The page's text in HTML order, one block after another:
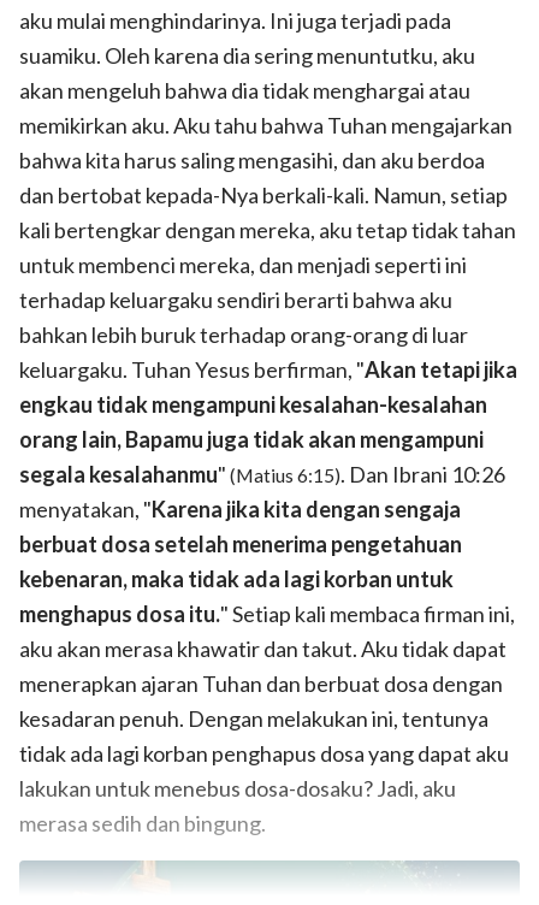
aku mulai menghindarinya. Ini juga terjadi pada
suamiku. Oleh karena dia sering menuntutku, aku
akan mengeluh bahwa dia tidak menghargai atau
memikirkan aku. Aku tahu bahwa Tuhan mengajarkan
bahwa kita harus saling mengasihi, dan aku berdoa
dan bertobat kepada-Nya berkali-kali. Namun, setiap
kali bertengkar dengan mereka, aku tetap tidak tahan
untuk membenci mereka, dan menjadi seperti ini
terhadap keluargaku sendiri berarti bahwa aku
bahkan lebih buruk terhadap orang-orang di luar
keluargaku. Tuhan Yesus berfirman, "Akan tetapi jika
engkau tidak mengampuni kesalahan-kesalahan
orang lain, Bapamu juga tidak akan mengampuni
segala kesalahanmu" (Matius 6:15). Dan Ibrani 10:26
menyatakan, "Karena jika kita dengan sengaja
berbuat dosa setelah menerima pengetahuan
kebenaran, maka tidak ada lagi korban untuk
menghapus dosa itu." Setiap kali membaca firman ini,
aku akan merasa khawatir dan takut. Aku tidak dapat
menerapkan ajaran Tuhan dan berbuat dosa dengan
kesadaran penuh. Dengan melakukan ini, tentunya
tidak ada lagi korban penghapus dosa yang dapat aku
lakukan untuk menebus dosa-dosaku? Jadi, aku
merasa sedih dan bingung.